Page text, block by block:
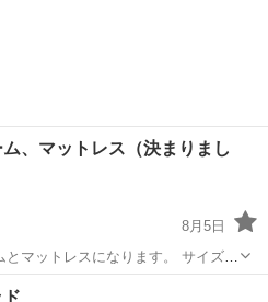
、マットレス（決まりまし
8月5日
トレスになります。 サイズは
ベッド